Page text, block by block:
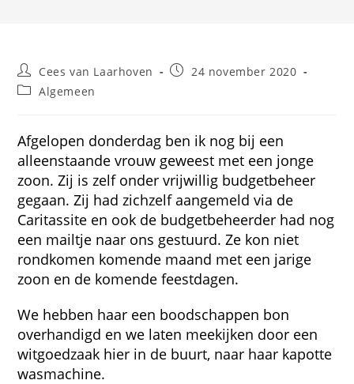
Bericht
auteur:
Cees van Laarhoven
Bericht24 november 2020
Berichtcategorie:
Algemeen
Afgelopen donderdag ben ik nog bij een
alleenstaande vrouw geweest met een jonge
zoon. Zij is zelf onder vrijwillig budgetbeheer
gegaan. Zij had zichzelf aangemeld via de
Caritassite en ook de budgetbeheerder had nog
een mailtje naar ons gestuurd. Ze kon niet
rondkomen komende maand met een jarige
zoon en de komende feestdagen.
We hebben haar een boodschappen bon
overhandigd en we laten meekijken door een
witgoedzaak hier in de buurt, naar haar kapotte
wasmachine.